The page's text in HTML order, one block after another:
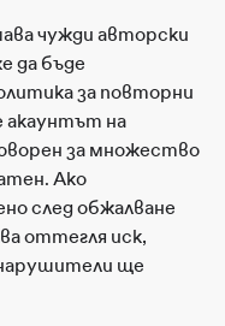
чужди авторски
да бъде
за повторни
акаунтът на
за множество
Ако
след обжалване
оттегля иск,
ще